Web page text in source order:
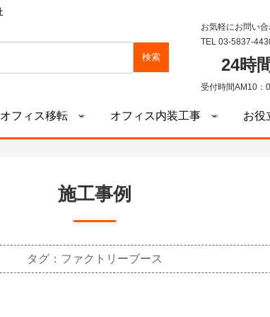
検索
お気軽にお問い
TEL 03-5837-
24時
受付時間AM10：
オフィス移転 オフィス内装工事 お役
施工事例
タグ：ファクトリーブース